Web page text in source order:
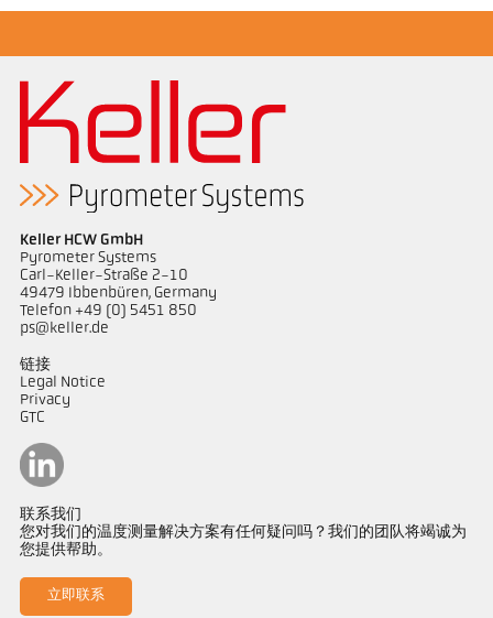
Keller HCW GmbH
Pyrometer Systems
Carl-Keller-Straße 2-10
49479 Ibbenbüren, Germany
Telefon +49 (0) 5451 850
ps@keller.de
链接
Legal Notice
Privacy
GTC
联系我们
您对我们的温度测量解决方案有任何疑问吗？我们的团队将竭诚为
您提供帮助。
立即联系